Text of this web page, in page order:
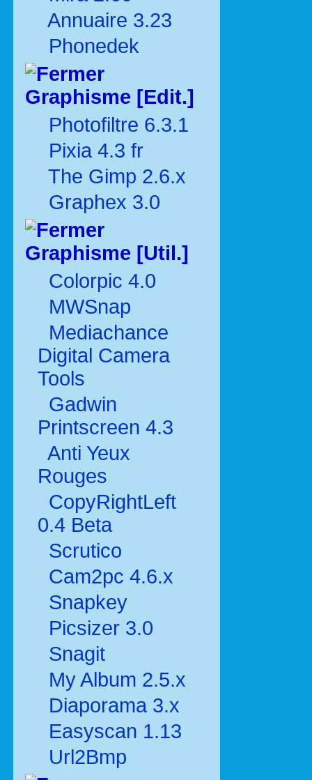
Annuaire 3.23
Phonedek
Graphisme [Edit.]
Photofiltre 6.3.1
Pixia 4.3 fr
The Gimp 2.6.x
Graphex 3.0
Graphisme [Util.]
Colorpic 4.0
MWSnap
Mediachance
Digital Camera
Tools
Gadwin
Printscreen 4.3
Anti Yeux
Rouges
CopyRightLeft
0.4 Beta
Scrutico
Cam2pc 4.6.x
Snapkey
Picsizer 3.0
Snagit
My Album 2.5.x
Diaporama 3.x
Easyscan 1.13
Url2Bmp